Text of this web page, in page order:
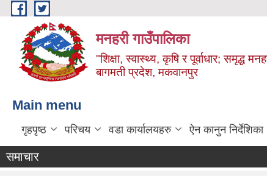
Skip to main content
मनहरी गाउँपालिका
"शिक्षा, स्वास्थ्य, कृषि र पूर्वाधार; समृद्ध
बागमती प्रदेश, मकवानपुर
Main menu
गृहपृष्ठ परिचय वडा कार्यालयहरु ऐन कानुन निर्देशिका
समाचार